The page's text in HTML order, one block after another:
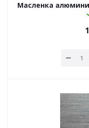
Масленка